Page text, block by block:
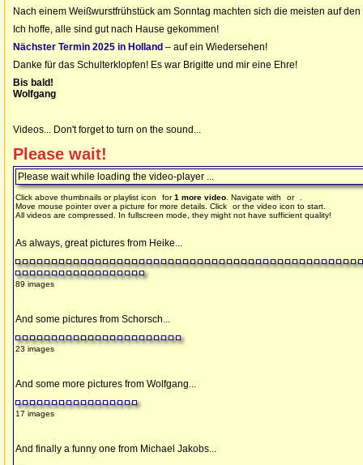
Nach einem Weißwurstfrühstück am Sonntag machten sich die meisten auf
Ich hoffe, alle sind gut nach Hause gekommen!
Nächster Termin 2025 in Holland – auf ein Wiedersehen!
Danke für das Schulterklopfen! Es war Brigitte und mir eine Ehre!
Bis bald!
Wolfgang
Videos... Don't forget to turn on the sound...
Please wait!
Please wait while loading the video-player ...
Click above thumbnails or playlist icon for1 more video . Navigate with or
Move mouse pointer over a picture for more details. Click
or the video icon to start.
All videos are compressed. In fullscreen mode, they might not have sufficient quality!
As always, great pictures from Heike...
89 images
And some pictures from Schorsch...
23 images
And some more pictures from Wolfgang...
17 images
And finally a funny one from Michael Jakobs...